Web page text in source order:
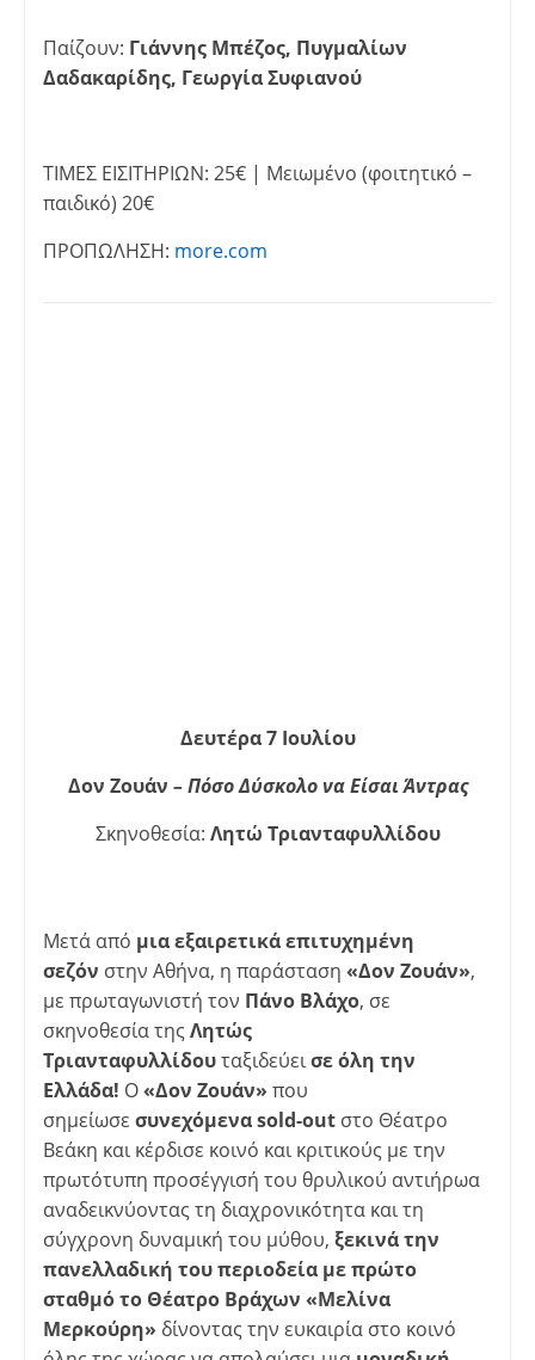
Παίζουν: Γιάννης Μπέζος, Πυγμαλίων
Δαδακαρίδης, Γεωργία Συφιανού
ΤΙΜΕΣ ΕΙΣΙΤΗΡΙΩΝ: 25€ | Μειωμένο (φοιτητικό –
παιδικό) 20€
ΠΡΟΠΩΛΗΣΗ: more.com
Δευτέρα 7 Ιουλίου
Δον Ζουάν –Πόσο Δύσκολο να Είσαι Άντρας
Σκηνοθεσία: Λητώ Τριανταφυλλίδου
Μετά από μια εξαιρετικά επιτυχημένη
σεζόν στην Αθήνα, η παράσταση «Δον Ζουάν»,
με πρωταγωνιστή τον Πάνο Βλάχο, σε
σκηνοθεσία της Λητώς
Τριανταφυλλίδουταξιδεύεισε όλη την
Ελλάδα! Ο«Δον Ζουάν» που
σημείωσε συνεχόμενα sold-out στο Θέατρο
Βεάκη και κέρδισε κοινό και κριτικούς με την
πρωτότυπη προσέγγισή του θρυλικού αντιήρωα
αναδεικνύοντας τη διαχρονικότητα και τη
σύγχρονη δυναμική του μύθου, ξεκινά την
πανελλαδική του περιοδεία με πρώτο
σταθμό το Θέατρο Βράχων «Μελίνα
Μερκούρη» δίνοντας την ευκαιρία στο κοινό